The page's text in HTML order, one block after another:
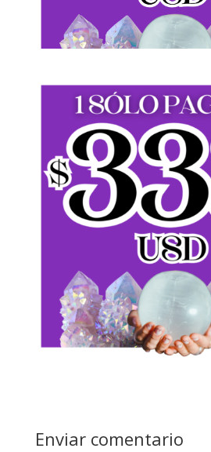
Enviar comentario